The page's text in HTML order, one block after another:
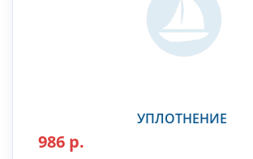
УПЛОТНЕНИЕ
986 р.